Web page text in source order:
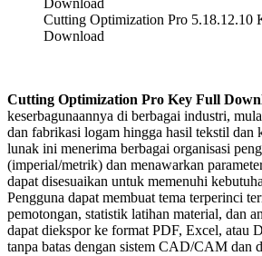
Cutting Optimization Pro 5.18.12.10
Download
Cutting Optimization Pro Key Full
keserbagunaannya di berbagai industri,
dan fabrikasi logam hingga hasil tekstil dan
lunak ini menerima berbagai organisasi
(imperial/metrik) dan menawarkan
dapat disesuaikan untuk memenuhi
Pengguna dapat membuat tema terperinci
pemotongan, statistik latihan material, dan
dapat diekspor ke format PDF, Excel, atau
tanpa batas dengan sistem CAD/CAM dan